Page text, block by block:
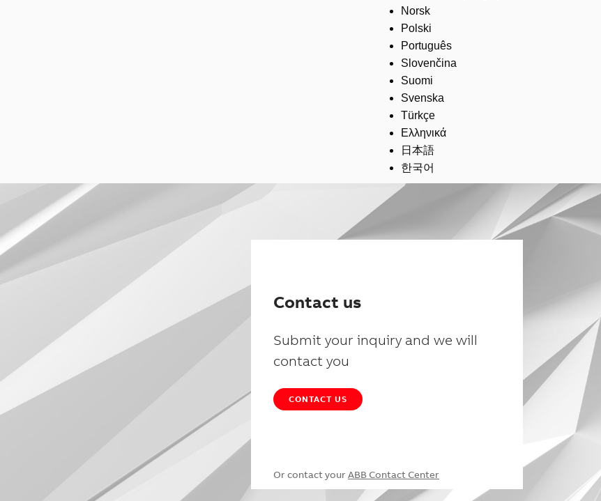
Norsk
Polski
Português
Slovenčina
Suomi
Svenska
Türkçe
Ελληνικά
日本語
한국어
Contact us
Submit your inquiry and we will
contact you
CONTACT US
Or contact your ABB Contact Center